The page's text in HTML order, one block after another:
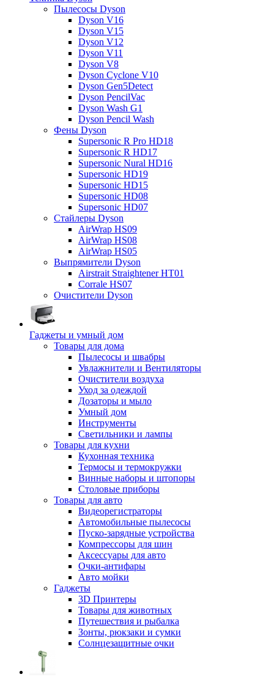
Пылесосы Dyson
Dyson V16
Dyson V15
Dyson V12
Dyson V11
Dyson V8
Dyson Cyclone V10
Dyson Gen5Detect
Dyson PencilVac
Dyson Wash G1
Dyson Pencil Wash
Фены Dyson
Supersonic R Pro HD18
Supersonic R HD17
Supersonic Nural HD16
Supersonic HD19
Supersonic HD15
Supersonic HD08
Supersonic HD07
Стайлеры Dyson
AirWrap HS09
AirWrap HS08
AirWrap HS05
Выпрямители Dyson
Airstrait Straightener HT01
Corrale HS07
Очистители Dyson
Гаджеты и умный дом
Товары для дома
Пылесосы и швабры
Увлажнители и Вентиляторы
Очистители воздуха
Уход за одеждой
Дозаторы и мыло
Умный дом
Инструменты
Светильники и лампы
Товары для кухни
Кухонная техника
Термосы и термокружки
Винные наборы и штопоры
Столовые приборы
Товары для авто
Видеорегистраторы
Автомобильные пылесосы
Пуско-зарядные устройства
Компрессоры для шин
Аксессуары для авто
Очки-антифары
Авто мойки
Гаджеты
3D Принтеры
Товары для животных
Путешествия и рыбалка
Зонты, рюкзаки и сумки
Солнцезащитные очки